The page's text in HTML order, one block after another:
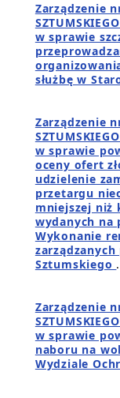
Zarządzenie
w sprawie
służbę w
Zarządzenie
w sprawie
oceny ofert
udzielenie
przetargu
mniejszej niż
wydanych na
Wykonanie
Sztumskiego .
Zarządzenie
w sprawie
naboru na
Wydziale